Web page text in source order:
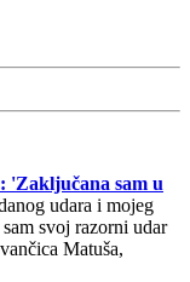
'Zaključana sam u
udara i mojeg
svoj razorni udar
Matuša,